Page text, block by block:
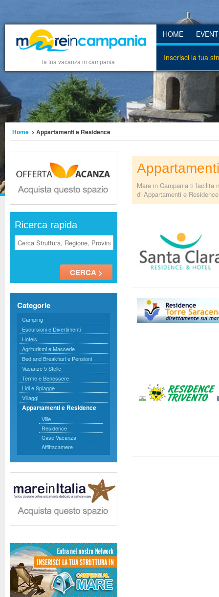
la tua vacanza in campania
HOME
Inserisci la tua
Home > Appartamenti e Residence
Ricerca rapida
Categorie
Camping
Escursioni e Divertimenti
Hotels
Agriturismi e Masserie
Bed and Breakfast e Pensioni
Vacanze 5 Stelle
Terme e Benessere
Lidi e Spiagge
Villaggi
Appartamenti e Residence
Ville
Residence
Case Vacanza
Affittacamere
Mare in Campania ti facilita
di Appartamenti e